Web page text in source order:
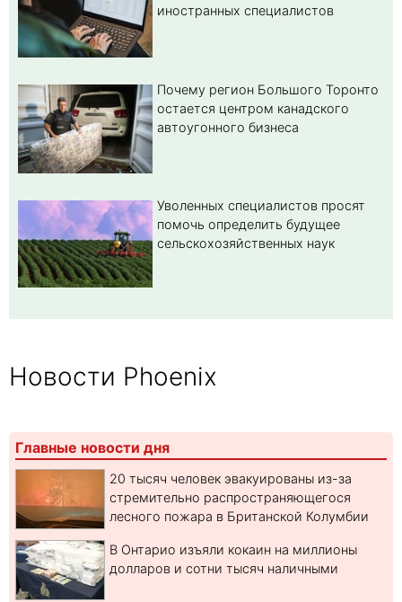
иностранных специалистов
Почему регион Большого Торонто
остается центром канадского
автоугонного бизнеса
Уволенных специалистов просят
помочь определить будущее
сельскохозяйственных наук
Новости Phoenix
Главные новости дня
20 тысяч человек эвакуированы из-за
стремительно распространяющегося
лесного пожара в Британской Колумбии
В Онтарио изъяли кокаин на миллионы
долларов и сотни тысяч наличными